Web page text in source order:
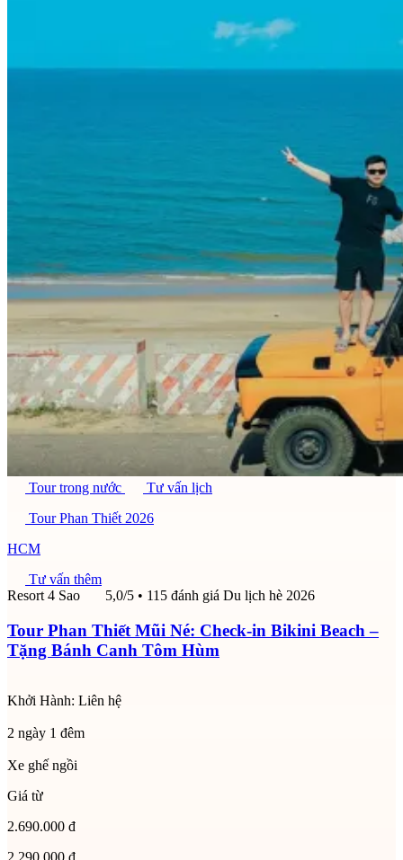
Tour trong nước
Tư vấn lịch
Tour Phan Thiết 2026
HCM
Tư vấn thêm
Resort 4 Sao
5,0/5 • 115 đánh giá Du lịch hè 2026
Tour Phan Thiết Mũi Né: Check-in Bikini Beach –
Tặng Bánh Canh Tôm Hùm
Khởi Hành: Liên hệ
2 ngày 1 đêm
Xe ghế ngồi
Giá từ
2.690.000 đ